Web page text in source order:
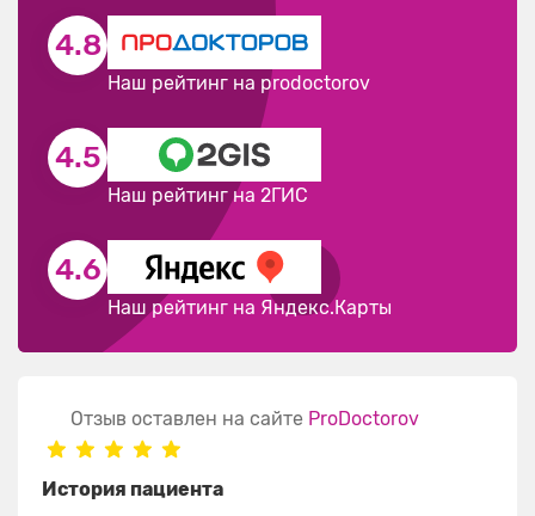
4.8
Наш рейтинг на prodoctorov
4.5
Наш рейтинг на 2ГИС
4.6
Наш рейтинг на Яндекс.Карты
История пациента
Отзыв оставлен на сайте ProDoctorov